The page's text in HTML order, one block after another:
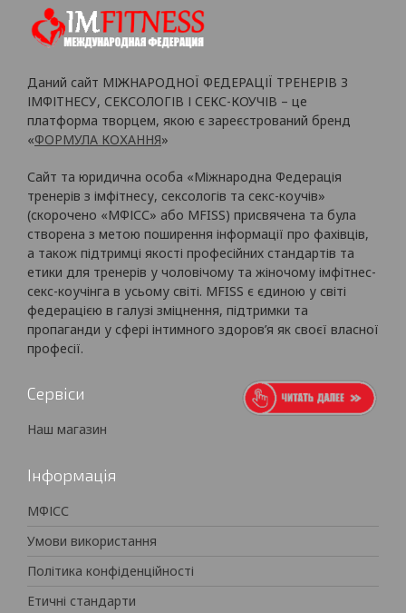
Даний сайт МІЖНАРОДНОЇ ФЕДЕРАЦІЇ ТРЕНЕРІВ З
ІМФІТНЕСУ, СЕКСОЛОГІВ І СЕКС-КОУЧІВ – це
платформа творцем, якою є зареєстрований бренд
«ФОРМУЛА КОХАННЯ»
Сайт та юридична особа «Міжнародна Федерація
тренерів з імфітнесу, сексологів та секс-коучів»
(скорочено «МФІСС» або MFISS) присвячена та була
створена з метою поширення інформації про фахівців,
а також підтримці якості професійних стандартів та
етики для тренерів у чоловічому та жіночому імфітнес-
секс-коучінга в усьому світі. MFISS є єдиною у світі
федерацією в галузі зміцнення, підтримки та
пропаганди у сфері інтимного здоров’я як своєї власної
професії.
Сервіси
Наш магазин
Інформація
МФІСС
Умови використання
Політика конфіденційності
Етичні стандарти